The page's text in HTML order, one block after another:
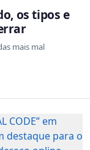
os tipos e
mais mal